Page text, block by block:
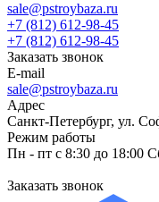
sale@pstroybaza.ru
+7 (812) 612-98-45
+7 (812) 612-98-45
Заказать звонок
E-mail
sale@pstroybaza.ru
Адрес
Санкт-Петербург, ул.
Режим работы
Пн - пт с 8:30 до 18:00
Заказать звонок